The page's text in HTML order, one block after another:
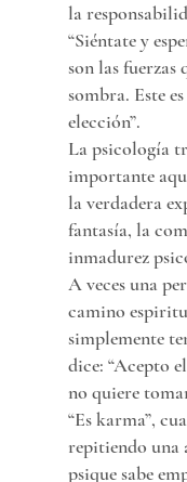
la
“Siéntate y
son las fuerzas
sombra. Este
elección”.
La psicología
importante
la verdadera
fantasía, la
inmadurez
A veces una
camino
simplemente
dice: “Acepto
no quiere
“Es karma”,
repitiendo una
psique sabe